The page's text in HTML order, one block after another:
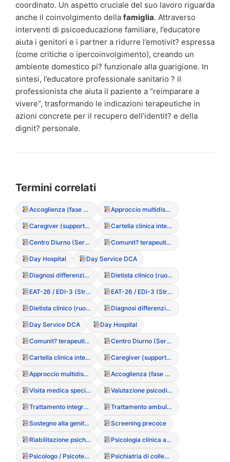
coordinato. Un aspetto cruciale del suo lavoro riguarda
anche il coinvolgimento della famiglia. Attraverso
interventi di psicoeducazione familiare, l’educatore
aiuta i genitori e i partner a ridurre l’emotivit? espressa
(come critiche o ipercoinvolgimento), creando un
ambiente domestico pi? funzionale alla guarigione. In
sintesi, l’educatore professionale sanitario ? il
professionista che aiuta il paziente a “reimparare a
vivere”, trasformando le indicazioni terapeutiche in
azioni concrete per il recupero dell’identit? e della
dignit? personale.
Termini correlati
Accoglienza (fase di primo ascolto) Approccio multidisciplinare integrato
Caregiver (supporto e ruolo nel DCA) Cartella clinica integrata
Centro Diurno (Servizio semiresidenziale) Comunit? terapeutica residenziale
Day Hospital Day Service DCA
Diagnosi differenziale Dietista clinico (ruolo nell’equipe)
EAT-26 / EDI-3 (Strumenti di screening) EAT-26 / EDI-3 (Strumenti di screening)
Dietista clinico (ruolo nell’equipe) Diagnosi differenziale
Day Service DCA Day Hospital
Comunit? terapeutica residenziale Centro Diurno (Servizio semiresidenziale)
Cartella clinica integrata Caregiver (supporto e ruolo nel DCA)
Approccio multidisciplinare integrato Accoglienza (fase di primo ascolto)
Visita medica specialistica Valutazione psicodiagnostica
Trattamento integrato DCA Trattamento ambulatoriale intensivo
Sostegno alla genitorialit? Screening precoce
Riabilitazione psichiatrica (TERP) Psicologia clinica applicata ai DCA
Psicologo / Psicoterapeuta Psichiatria di collegamento